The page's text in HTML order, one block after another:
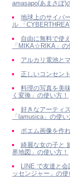
amasapo(あまさぽ)
地球上のサイバ
ル 「
自由に無料で使
「MIKA☆RIKA」の
アルカリ電池と
正しいコンセン
料理の写真を美
く変換」の使い方！
好きなアーティ
「lamusica」の使い
ポエム画像を作
綺麗な女の子と
界地図」の使い方！
LINE で友達と
ッセンジャー」の使